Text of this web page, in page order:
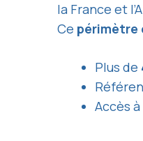
la France et
Ce périmètre
Plus de
Accès